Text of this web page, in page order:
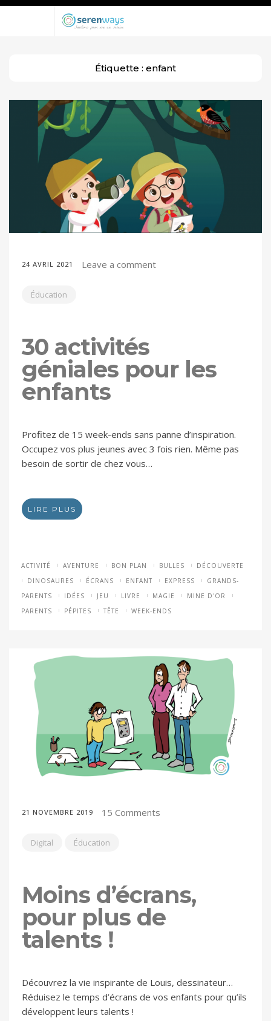
Étiquette : enfant
24 AVRIL 2021 Leave a comment
Éducation
30 activités
géniales pour les
enfants
Profitez de 15 week-ends sans panne d’inspiration.
Occupez vos plus jeunes avec 3 fois rien. Même pas
besoin de sortir de chez vous…
LIRE PLUS
ACTIVITÉ AVENTURE BON PLAN BULLES
DÉCOUVERTE
DINOSAURES
ÉCRANS ENFANT EXPRESS
GRANDS-
PARENTS
IDÉES JEU LIVRE MAGIE
MINE D'OR
PARENTS
PÉPITES TÊTE WEEK-ENDS
21 NOVEMBRE 2019 15 Comments
Digital Éducation
Moins d’écrans,
pour plus de
talents !
Découvrez la vie inspirante de Louis, dessinateur…
Réduisez le temps d’écrans de vos enfants pour qu’ils
développent leurs talents !